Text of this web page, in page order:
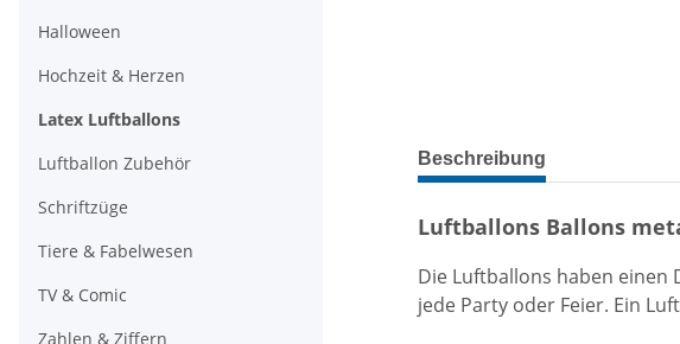
weitere Registerkarten anzeigen
Beschreibung
Luftballons Ballons
Die Luftballons haben einen
jede Party oder Feier. Ein
Halloween
Hochzeit & Herzen
Latex Luftballons
Luftballon Zubehör
Schriftzüge
Tiere & Fabelwesen
TV & Comic
Zahlen & Ziffern